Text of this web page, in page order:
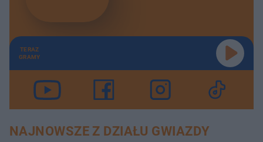
TERAZ
GRAMY
NAJNOWSZE Z DZIAŁU GWIAZDY